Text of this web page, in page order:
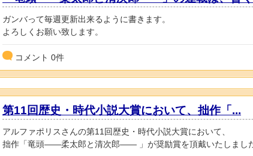
ガンバって毎週更新出来るように書きます。
よろしくお願い致します。
コメント 0件
第11回歴史・時代小説大賞において、拙作「...
アルファポリスさんの第11回歴史・時代小説大賞において、
拙作「竜頭――柔太郎と清次郎―― 」が奨励賞を頂戴いたしました